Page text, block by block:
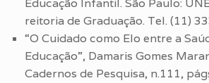
Educação Infantil. São Paulo:
reitoria de Graduação. Tel. (11)
“O Cuidado como Elo entre a
Educação”, Damaris Gomes
Cadernos de Pesquisa, n.111,